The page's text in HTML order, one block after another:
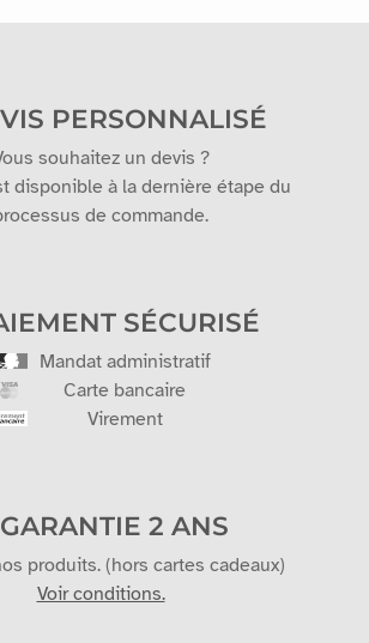
PERSONNALISÉ
souhaitez un devis ?
disponible à la dernière étape du
de commande.
SÉCURISÉ
Mandat administratif
Carte bancaire
Virement
2 ANS
produits. (hors cartes cadeaux)
Voir conditions.